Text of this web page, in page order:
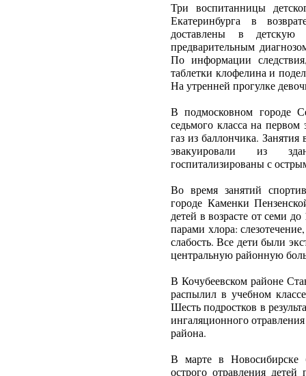
Три воспитанницы
Екатеринбурга в
доставлены в
предварительным
По информации
таблетки клофелина и
На утренней прогулке
В подмосковном городе
седьмого класса на
газ из баллончика.
эвакуировали из
госпитализированы с
Во время занятий
городе Каменки
детей в возрасте от семи
парами хлора:
слабость. Все дети были
центральную районную
В Кочубеевском районе
распылил в учебном
Шесть подростков в
ингаляционного
района.
В марте в Новосибирске
острого отравления